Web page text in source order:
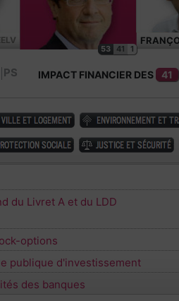
53 41 1
PS IMPACT FINANCIER DES 41
du Livret A et du LDD
options
publique d'investissement
des banques